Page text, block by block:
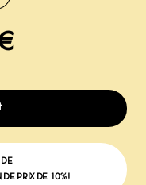
DE PRIX DE 10%!